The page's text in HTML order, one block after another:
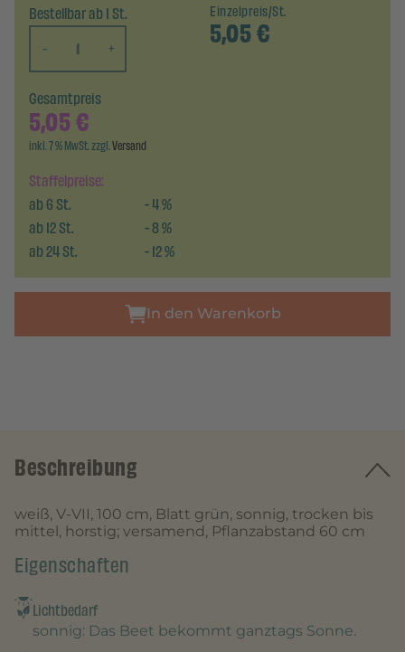
Bestellbar ab 1 St.
-
+
Einzelpreis/St.
5,05€
Staffelpreise:
ab6St. -4%
ab12St. -8%
ab24St. -12%
Gesamtpreis
5,05€
inkl. 7 % MwSt. zzgl.Versand
In den Warenkorb
Beschreibung
weiß, V-VII, 100 cm, Blatt grün, sonnig, trocken bis
mittel, horstig; versamend, Pflanzabstand 60 cm
Eigenschaften
Lichtbedarf
sonnig: Das Beet bekommt ganztags Sonne.